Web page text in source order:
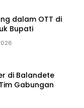
dalam OTT di
Bupati
di Balandete
Gabungan